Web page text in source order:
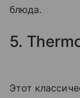
блюда.
5.
Этот